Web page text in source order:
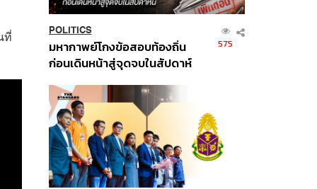
ที่ POLITICS
มหากาพย์โกงข้อสอบท้องถิ่น
ก่อนเดินหน้าสู่จุดจบในสัปดาห์
575